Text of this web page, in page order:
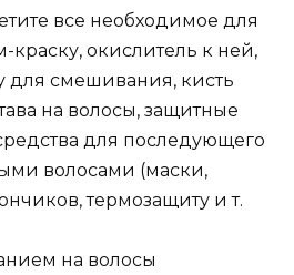
все необходимое для
окислитель к ней,
для смешивания, кисть
на волосы, защитные
для последующего
волосами (маски,
термозащиту и т.
на волосы